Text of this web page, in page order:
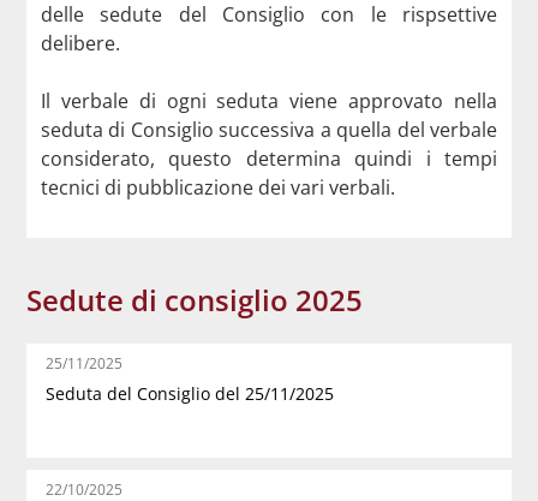
delle sedute del Consiglio con le rispsettive
delibere.
Il verbale di ogni seduta viene approvato nella
seduta di Consiglio successiva a quella del verbale
considerato, questo determina quindi i tempi
tecnici di pubblicazione dei vari verbali.
Sedute di consiglio 2025
25/11/2025
Seduta del Consiglio del 25/11/2025
22/10/2025